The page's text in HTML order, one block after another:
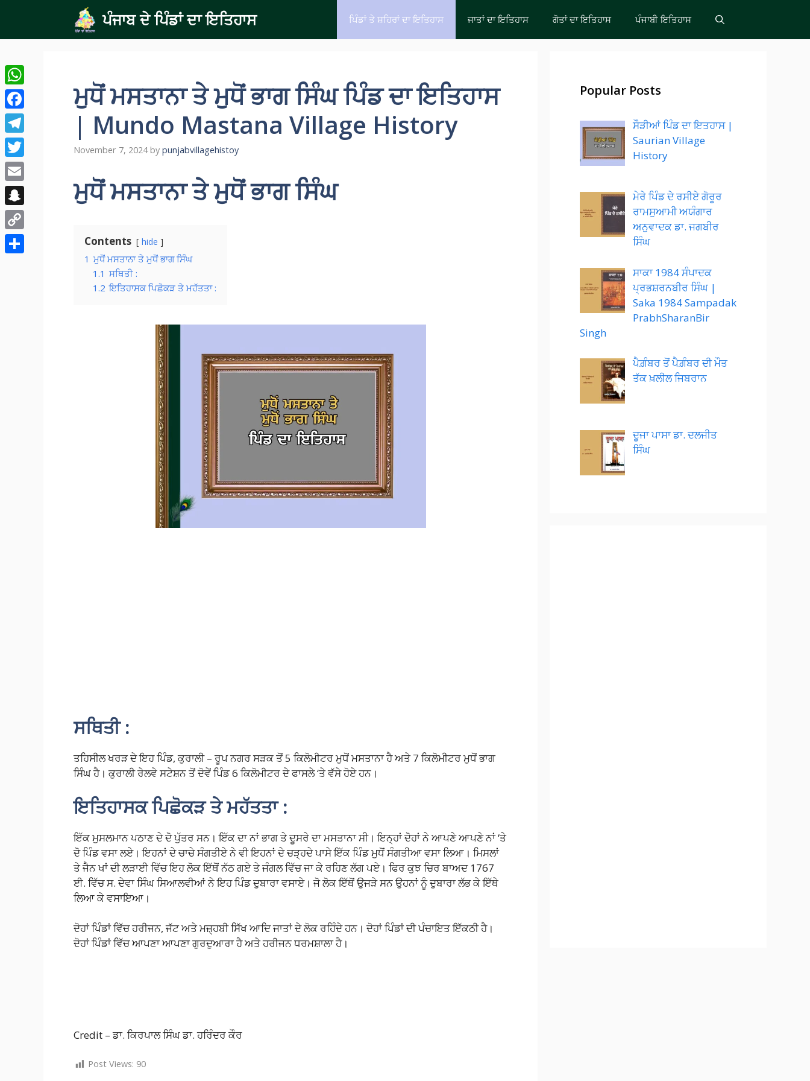
content
ਪੰਜਾਬ ਦੇ ਪਿੰਡਾਂ ਦਾ ਇਤਿਹਾਸ ਪਿੰਡਾਂ ਤੇ ਸ਼ਹਿਰਾਂ ਦਾ ਇਤਿਹਾਸ ਜਾਤਾਂ ਦਾ ਇਤਿਹਾਸ ਗੋਤਾਂ ਦਾ ਇਤਿਹਾਸ ਪੰਜਾਬੀ ਇਤਿਹਾਸ
ਮੁਧੋਂ ਮਸਤਾਨਾ ਤੇ ਮੁਧੋਂ ਭਾਗ ਸਿੰਘ ਪਿੰਡ ਦਾ ਇਤਿਹਾਸ
| Mundo Mastana Village History
November 7, 2024 by punjabvillagehistoy
ਮੁਧੋਂ ਮਸਤਾਨਾ ਤੇ ਮੁਧੋਂ ਭਾਗ ਸਿੰਘ
Contents hide
1 ਮੁਧੋਂ ਮਸਤਾਨਾ ਤੇ ਮੁਧੋਂ ਭਾਗ ਸਿੰਘ
1.1 ਸਥਿਤੀ :
1.2 ਇਤਿਹਾਸਕ ਪਿਛੋਕੜ ਤੇ ਮਹੱਤਤਾ :
ਸਥਿਤੀ :
ਤਹਿਸੀਲ ਖਰੜ ਦੇ ਇਹ ਪਿੰਡ, ਕੁਰਾਲੀ – ਰੂਪ ਨਗਰ ਸੜਕ ਤੋਂ 5 ਕਿਲੋਮੀਟਰ ਮੁਧੋਂ ਮਸਤਾਨਾ ਹੈ ਅਤੇ 7 ਕਿਲੋਮੀਟਰ ਮੁਧੋਂ ਭਾਗ
ਸਿੰਘ ਹੈ। ਕੁਰਾਲੀ ਰੇਲਵੇ ਸਟੇਸ਼ਨ ਤੋਂ ਦੋਵੇਂ ਪਿੰਡ 6 ਕਿਲੋਮੀਟਰ ਦੇ ਫਾਸਲੇ ‘ਤੇ ਵੱਸੇ ਹੋਏ ਹਨ।
ਇਤਿਹਾਸਕ ਪਿਛੋਕੜ ਤੇ ਮਹੱਤਤਾ :
ਇੱਕ ਮੁਸਲਮਾਨ ਪਠਾਣ ਦੇ ਦੋ ਪੁੱਤਰ ਸਨ। ਇੱਕ ਦਾ ਨਾਂ ਭਾਗ ਤੇ ਦੂਸਰੇ ਦਾ ਮਸਤਾਨਾ ਸੀ। ਇਨ੍ਹਾਂ ਦੋਹਾਂ ਨੇ ਆਪਣੇ ਆਪਣੇ ਨਾਂ ‘ਤੇ
ਦੋ ਪਿੰਡ ਵਸਾ ਲਏ। ਇਹਨਾਂ ਦੇ ਚਾਚੇ ਸੰਗਤੀਏ ਨੇ ਵੀ ਇਹਨਾਂ ਦੇ ਚੜ੍ਹਦੇ ਪਾਸੇ ਇੱਕ ਪਿੰਡ ਮੁਧੋਂ ਸੰਗਤੀਆ ਵਸਾ ਲਿਆ। ਮਿਸਲਾਂ
ਤੇ ਜੈਨ ਖਾਂ ਦੀ ਲੜਾਈ ਵਿੱਚ ਇਹ ਲੋਕ ਇੱਥੋਂ ਨੱਠ ਗਏ ਤੇ ਜੰਗਲ ਵਿੱਚ ਜਾ ਕੇ ਰਹਿਣ ਲੱਗ ਪਏ। ਫਿਰ ਕੁਝ ਚਿਰ ਬਾਅਦ 1767
ਈ. ਵਿੱਚ ਸ. ਦੇਵਾ ਸਿੰਘ ਸਿਆਲਵੀਆਂ ਨੇ ਇਹ ਪਿੰਡ ਦੁਬਾਰਾ ਵਸਾਏ। ਜੋ ਲੋਕ ਇੱਥੋਂ ਉਜੜੇ ਸਨ ਉਹਨਾਂ ਨੂੰ ਦੁਬਾਰਾ ਲੱਭ ਕੇ ਇੱਥੇ
ਲਿਆ ਕੇ ਵਸਾਇਆ।
ਦੋਹਾਂ ਪਿੰਡਾਂ ਵਿੱਚ ਹਰੀਜਨ, ਜੱਟ ਅਤੇ ਮਜ਼੍ਹਬੀ ਸਿੱਖ ਆਦਿ ਜਾਤਾਂ ਦੇ ਲੋਕ ਰਹਿੰਦੇ ਹਨ। ਦੋਹਾਂ ਪਿੰਡਾਂ ਦੀ ਪੰਚਾਇਤ ਇੱਕਠੀ ਹੈ।
ਦੋਹਾਂ ਪਿੰਡਾਂ ਵਿੱਚ ਆਪਣਾ ਆਪਣਾ ਗੁਰਦੁਆਰਾ ਹੈ ਅਤੇ ਹਰੀਜਨ ਧਰਮਸ਼ਾਲਾ ਹੈ।
Credit – ਡਾ. ਕਿਰਪਾਲ ਸਿੰਘ ਡਾ. ਹਰਿੰਦਰ ਕੌਰ
Post Views: 90
Popular Posts
ਸੌੜੀਆਂ ਪਿੰਡ ਦਾ ਇਤਹਾਸ |
Saurian Village
History
ਮੇਰੇ ਪਿੰਡ ਦੇ ਰਸੀਏ ਗੋਰੂਰ
ਰਾਮਸੁਆਮੀ ਅਯੰਗਾਰ
ਅਨੁਵਾਦਕ ਡਾ. ਜਗਬੀਰ
ਸਿੰਘ
ਸਾਕਾ 1984 ਸੰਪਾਦਕ
ਪ੍ਰਭਸ਼ਰਨਬੀਰ ਸਿੰਘ |
Saka 1984 Sampadak
PrabhSharanBir
Singh
ਪੈਗ਼ੰਬਰ ਤੋਂ ਪੈਗ਼ੰਬਰ ਦੀ ਮੌਤ
ਤੱਕ ਖ਼ਲੀਲ ਜਿਬਰਾਨ
ਦੂਜਾ ਪਾਸਾ ਡਾ. ਦਲਜੀਤ
ਸਿੰਘ
WhatsApp
Facebook
Telegram
Twitter
Email
Snapchat
Copy
Link